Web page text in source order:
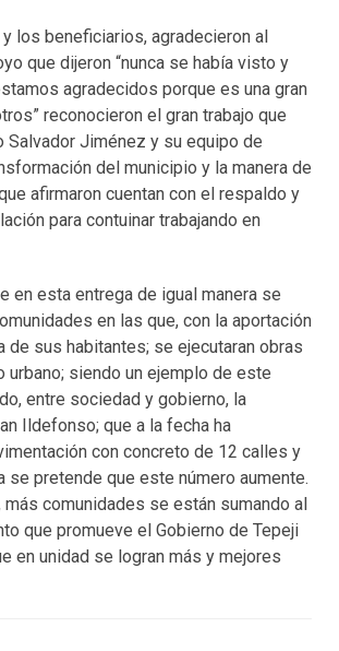
los beneficiarios, agradecieron al
que dijeron “nunca se había visto y
agradecidos porque es una gran
reconocieron el gran trabajo que
Salvador Jiménez y su equipo de
del municipio y la manera de
afirmaron cuentan con el respaldo y
para contuinar trabajando en
en esta entrega de igual manera se
en las que, con la aportación
de sus habitantes; se ejecutaran obras
urbano; siendo un ejemplo de este
entre sociedad y gobierno, la
Ildefonso; que a la fecha ha
con concreto de 12 calles y
se pretende que este número aumente.
más comunidades se están sumando al
que promueve el Gobierno de Tepeji
en unidad se logran más y mejores